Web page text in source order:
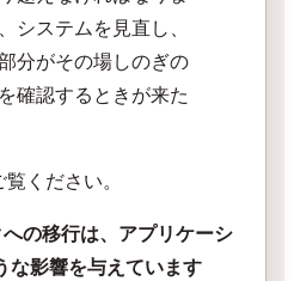
システムを見直し、
分がその場しのぎの
確認するときが来た
ください。
の移行は、アプリケーシ
な影響を与えています